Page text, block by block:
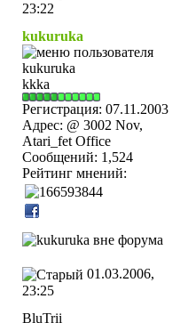
23:22
kukuruka
kkka
Регистрация: 07.11.2003
Адрес: @ 3002 Nov,
Atari_fet Office
Сообщений: 1,524
Рейтинг мнений:
01.03.2006,
23:25
BluTrii